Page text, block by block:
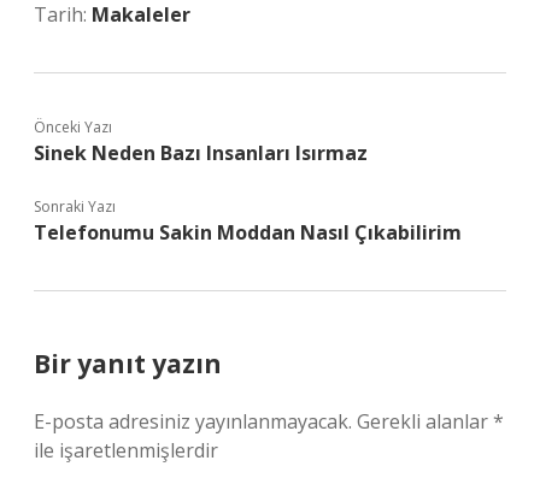
Tarih: Makaleler
Önceki Yazı
Sinek Neden Bazı Insanları Isırmaz
Sonraki Yazı
Telefonumu Sakin Moddan Nasıl Çıkabilirim
Bir yanıt yazın
E-posta adresiniz yayınlanmayacak. Gerekli alanlar*
ile işaretlenmişlerdir